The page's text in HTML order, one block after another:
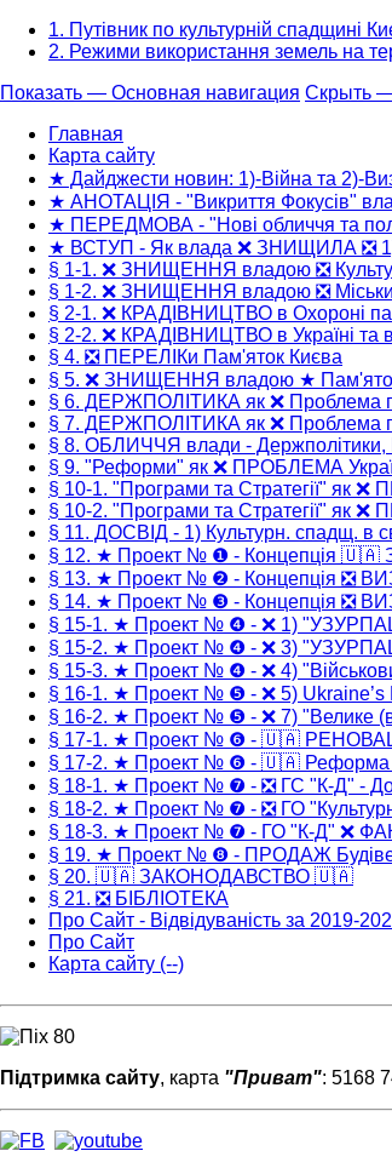
1. Путівник по культурній спадщині
2. Режими використання земель на
Основная
навигация
Показать — Основная навигация Скрыть
Главная
Карта сайту
★ Дайджести новин: 1)-Війна та 2)-
★ АНОТАЦІЯ - "Викриття Фокусів"
★ ПЕРЕДМОВА - "Нові обличчя та
★ ВСТУП - Як влада ❌ ЗНИЩИЛА ❎ 1)
§ 1-1. ❌ ЗНИЩЕННЯ владою ❎
§ 1-2. ❌ ЗНИЩЕННЯ владою ❎
§ 2-1. ❌ КРАДІВНИЦТВО в Охороні
§ 2-2. ❌ КРАДІВНИЦТВО в Україні та
§ 4. ❎ ПЕРЕЛІКи Пам'яток Києва
§ 5. ❌ ЗНИЩЕННЯ владою ★
§ 6. ДЕРЖПОЛІТИКА як ❌ Проблема
§ 7. ДЕРЖПОЛІТИКА як ❌ Проблема
§ 8. ОБЛИЧЧЯ влади - Держполітики,
§ 9. "Реформи" як ❌ ПРОБЛЕМА
§ 10-1. "Програми та Стратегії" як
§ 10-2. "Програми та Стратегії" як
§ 11. ДОСВІД - 1) Культурн. спадщ. в
§ 12. ★ Проект № ❶ - Концепція 🇺🇦
§ 13. ★ Проект № ❷ - Концепція ❎
§ 14. ★ Проект № ❸ - Концепція ❎
§ 15-1. ★ Проект № ❹ - ❌ 1)
§ 15-2. ★ Проект № ❹ - ❌ 3)
§ 15-3. ★ Проект № ❹ - ❌ 4)
§ 16-1. ★ Проект № ❺ - ❌ 5) Ukraine’s
§ 16-2. ★ Проект № ❺ - ❌ 7) "Велике
§ 17-1. ★ Проект № ❻ - 🇺🇦
§ 17-2. ★ Проект № ❻ - 🇺🇦
§ 18-1. ★ Проект № ❼ - ❎ ГС "К-Д" -
§ 18-2. ★ Проект № ❼ - ❎ ГО
§ 18-3. ★ Проект № ❼ - ГО "К-Д" ❌
§ 19. ★ Проект № ❽ - ПРОДАЖ
§ 20. 🇺🇦 ЗАКОНОДАВСТВО 🇺🇦
§ 21. ❎ БІБЛІОТЕКА
Про Сайт - Відвідуваність за 2019-
Про Сайт
Карта сайту (--)
Підтримка сайту, карта "Приват": 5168